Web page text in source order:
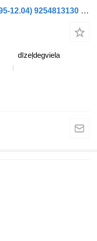
Knorr-Bremse 4-series 124 (01.95-12.04) 9254813130 energoakumulators paredzēts Scania 4-series (1995-2006) vilcēja
dīzeļdegviela